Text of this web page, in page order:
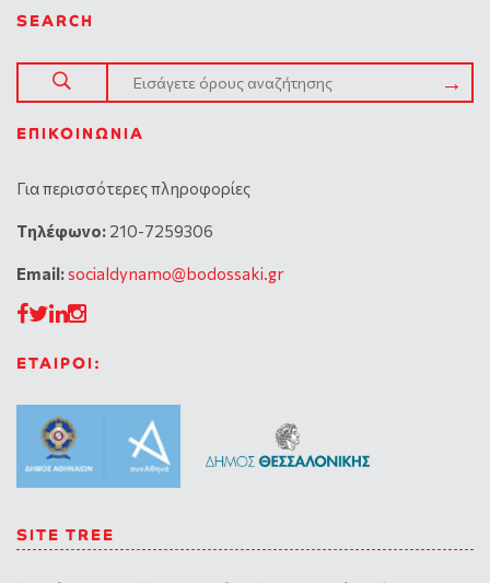
SEARCH
ΕΠΙΚΟΙΝΩΝΊΑ
Για περισσότερες πληροφορίες
Tηλέφωνο: 210-7259306
Email:socialdynamo@bodossaki.gr
ΕΤΑΙΡΟΙ:
SITE TREE